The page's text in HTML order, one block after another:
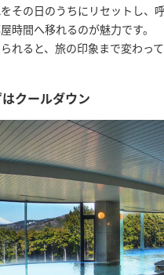
その日のうちにリセットし、
時間へ移れるのが魅力です。
れると、旅の印象まで変わって
クールダウン